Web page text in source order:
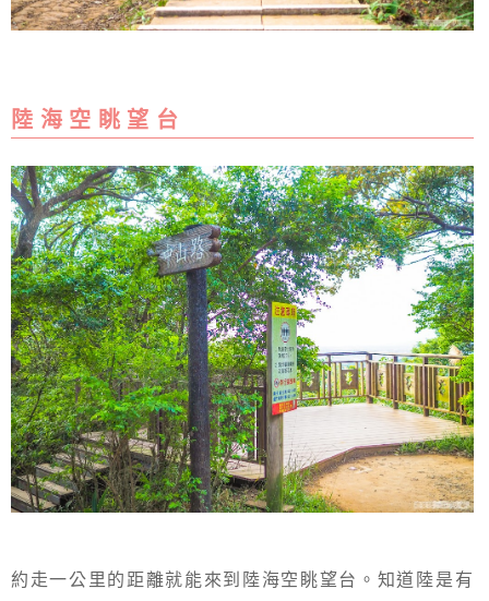
陸 海 空 眺 望 台
約走一公里的距離就能來到陸海空眺望台。知道陸是有